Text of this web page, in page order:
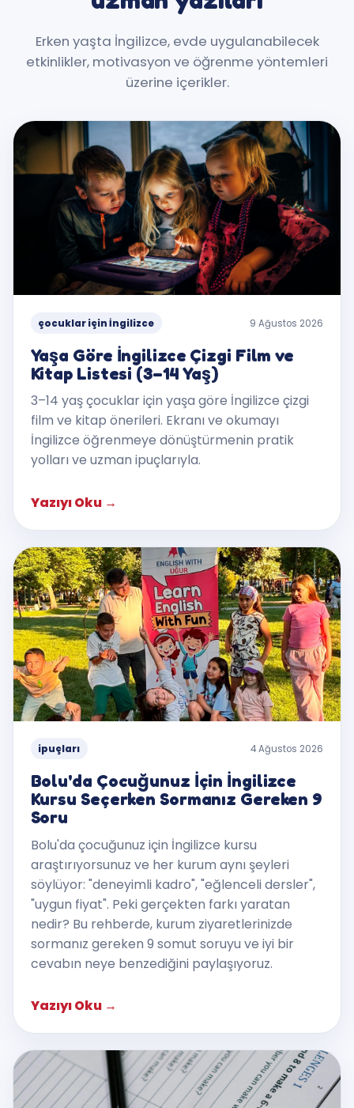
Erken yaşta İngilizce, evde uygulanabilecek
etkinlikler, motivasyon ve öğrenme yöntemleri
üzerine içerikler.
çocuklar için İngilizce 9 Ağustos 2026
Yaşa Göre İngilizce Çizgi Film ve
Kitap Listesi (3–14 Yaş)
3–14 yaş çocuklar için yaşa göre İngilizce çizgi
film ve kitap önerileri. Ekranı ve okumayı
İngilizce öğrenmeye dönüştürmenin pratik
yolları ve uzman ipuçlarıyla.
Yazıyı Oku →
ipuçları 4 Ağustos 2026
Bolu'da Çocuğunuz İçin İngilizce
Kursu Seçerken Sormanız Gereken 9
Soru
Bolu'da çocuğunuz için İngilizce kursu
araştırıyorsunuz ve her kurum aynı şeyleri
söylüyor: "deneyimli kadro", "eğlenceli dersler",
"uygun fiyat". Peki gerçekten farkı yaratan
nedir? Bu rehberde, kurum ziyaretlerinizde
sormanız gereken 9 somut soruyu ve iyi bir
cevabın neye benzediğini paylaşıyoruz.
Yazıyı Oku →